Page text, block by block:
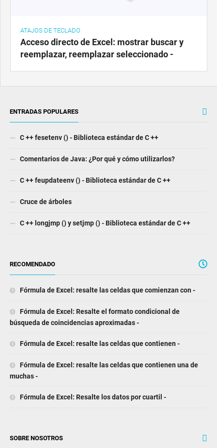
ATAJOS DE TECLADO
Acceso directo de Excel: mostrar buscar y
reemplazar, reemplazar seleccionado -
ENTRADAS POPULARES
C ++ fesetenv () - Biblioteca estándar de C ++
Comentarios de Java: ¿Por qué y cómo utilizarlos?
C ++ feupdateenv () - Biblioteca estándar de C ++
Cruce de árboles
C ++ longjmp () y setjmp () - Biblioteca estándar de C ++
RECOMENDADO
Fórmula de Excel: resalte las celdas que comienzan con -
Fórmula de Excel: Resalte el formato condicional de
búsqueda de coincidencias aproximadas -
Fórmula de Excel: resalte las celdas que contienen -
Fórmula de Excel: resalte las celdas que contienen una de
muchas -
Fórmula de Excel: Resalte los datos por cuartil -
SOBRE NOSOTROS